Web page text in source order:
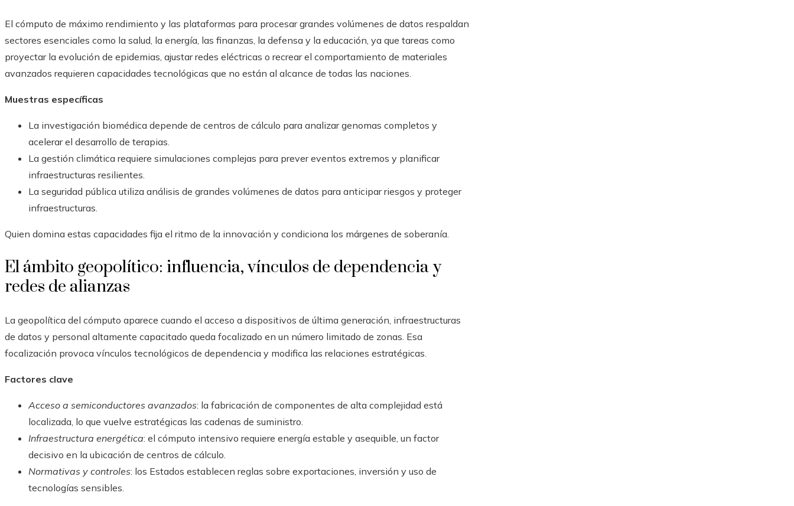
El cómputo de máximo rendimiento y las plataformas para procesar grandes volúmenes de datos respaldan
sectores esenciales como la salud, la energía, las finanzas, la defensa y la educación, ya que tareas como
proyectar la evolución de epidemias, ajustar redes eléctricas o recrear el comportamiento de materiales
avanzados requieren capacidades tecnológicas que no están al alcance de todas las naciones.
Muestras específicas
La investigación biomédica depende de centros de cálculo para analizar genomas completos y
acelerar el desarrollo de terapias.
La gestión climática requiere simulaciones complejas para prever eventos extremos y planificar
infraestructuras resilientes.
La seguridad pública utiliza análisis de grandes volúmenes de datos para anticipar riesgos y proteger
infraestructuras.
Quien domina estas capacidades fija el ritmo de la innovación y condiciona los márgenes de soberanía.
El ámbito geopolítico: influencia, vínculos de dependencia y
redes de alianzas
La geopolítica del cómputo aparece cuando el acceso a dispositivos de última generación, infraestructuras
de datos y personal altamente capacitado queda focalizado en un número limitado de zonas. Esa
focalización provoca vínculos tecnológicos de dependencia y modifica las relaciones estratégicas.
Factores clave
Acceso a semiconductores avanzados: la fabricación de componentes de alta complejidad está
localizada, lo que vuelve estratégicas las cadenas de suministro.
Infraestructura energética: el cómputo intensivo requiere energía estable y asequible, un factor
decisivo en la ubicación de centros de cálculo.
Normativas y controles: los Estados establecen reglas sobre exportaciones, inversión y uso de
tecnologías sensibles.